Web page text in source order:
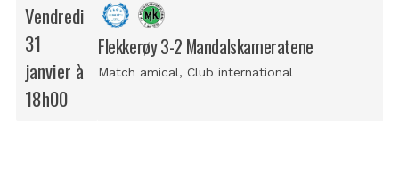
Vendredi
31
janvier à
18h00
Flekkerøy 3-2 Mandalskameratene
Match amical, Club international